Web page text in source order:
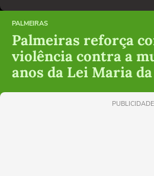
PALMEIRAS
Palmeiras reforça
violência contra a
anos da Lei Maria
PUBLICIDADE